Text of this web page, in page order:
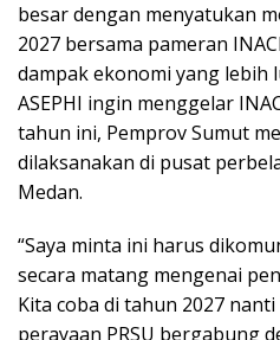
besar dengan menyatukan
2027 bersama pameran
dampak ekonomi yang lebih
ASEPHI ingin menggelar
tahun ini, Pemprov Sumut
dilaksanakan di pusat
Medan.
“Saya minta ini harus
secara matang mengenai
Kita coba di tahun 2027
perayaan PRSU bergabung